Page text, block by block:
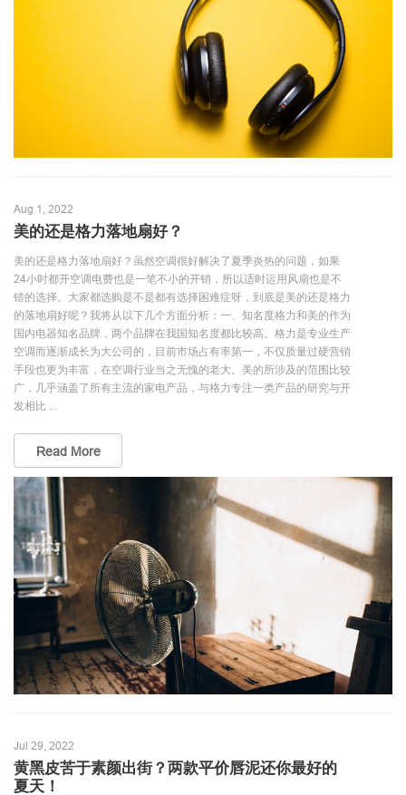
Aug 1, 2022
美的还是格力落地扇好？
美的还是格力落地扇好？虽然空调很好解决了夏季炎热的问题，如果
24小时都开空调电费也是一笔不小的开销，所以适时运用风扇也是不
错的选择。大家都选购是不是都有选择困难症呀，到底是美的还是格力
的落地扇好呢？我将从以下几个方面分析：一、知名度格力和美的作为
国内电器知名品牌，两个品牌在我国知名度都比较高。格力是专业生产
空调而逐渐成长为大公司的，目前市场占有率第一，不仅质量过硬营销
手段也更为丰富，在空调行业当之无愧的老大。美的所涉及的范围比较
广，几乎涵盖了所有主流的家电产品，与格力专注一类产品的研究与开
发相比 ...
Read More
Jul 29, 2022
黄黑皮苦于素颜出街？两款平价唇泥还你最好的
夏天！